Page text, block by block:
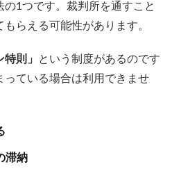
1つです。裁判所を通すこと
らえる可能性があります。
特則」
という制度があるのです
っている場合は利用できませ
滞納